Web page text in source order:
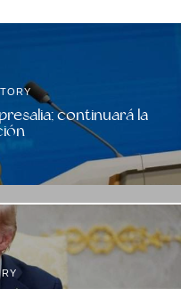
continuará la